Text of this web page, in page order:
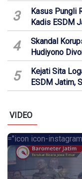
3
Kasus Pungli
Kadis ESDM
4
Skandal
Hudiyono
5
Kejati Sita
ESDM Jatim,
VIDEO
="icon icon-